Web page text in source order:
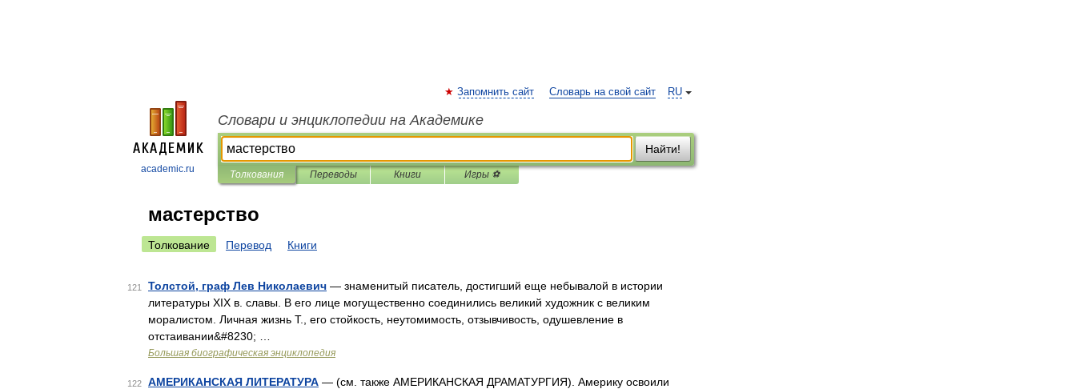
academic.ru
RU
Запомнить сайт Словарь на свой сайт
Словари и энциклопедии на Академике
Найти!
Толкования Переводы Книги Игры ⚽
мастерство
Толкование Перевод Книги
121 Толстой, граф Лев Николаевич — знаменитый писатель, достигший еще небывалой в истории
литературы XIX в. славы. В его лице могущественно соединились великий художник с великим
моралистом. Личная жизнь Т., его стойкость, неутомимость, отзывчивость, одушевление в
отстаивании&#8230; …
Большая биографическая энциклопедия
122 АМЕРИКАНСКАЯ ЛИТЕРАТУРА — (см. также АМЕРИКАНСКАЯ ДРАМАТУРГИЯ). Америку освоили